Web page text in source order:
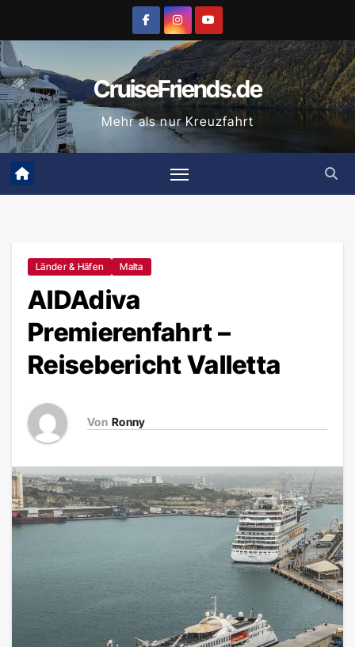
springen
CruiseFriends.de
Mehr als nur Kreuzfahrt
Länder & Häfen Malta
AIDAdiva
Premierenfahrt –
Reisebericht Valletta
Von Ronny